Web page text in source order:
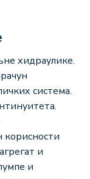
хидраулике.
система.
корисности
и
и